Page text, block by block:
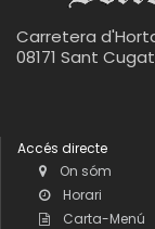
Carretera
08171 Sant
Accés directe
On sóm
Horari
Carta-Menú